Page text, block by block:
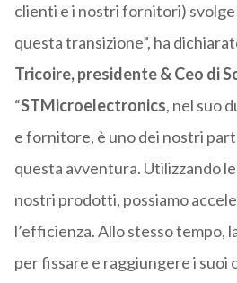
clienti e i nostri fornitori)
questa transizione”, ha
Tricoire, presidente & Ceo di
“STMicroelectronics, nel suo
e fornitore, è uno dei nostri
questa avventura. Utilizzando
nostri prodotti, possiamo
l’efficienza. Allo stesso tempo,
per fissare e raggiungere i suoi